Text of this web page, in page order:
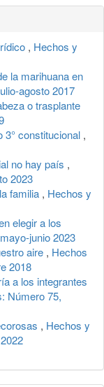
, Hechos y
la marihuana en
agosto 2017
o trasplante
3° constitucional ,
no hay país ,
2023
familia , Hechos y
elegir a los
junio 2023
aire , Hechos
2018
a los integrantes
Número 75,
, Hechos y